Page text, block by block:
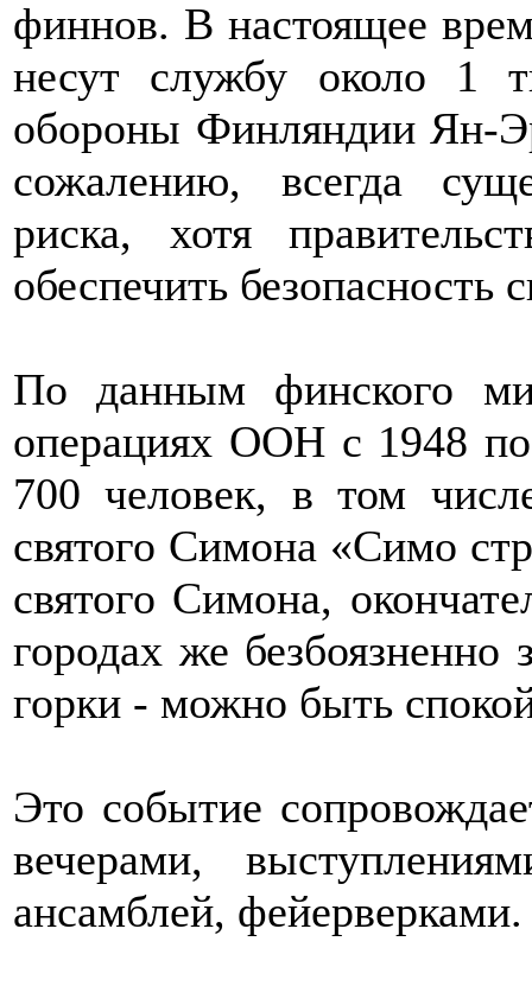
финнов. В настоящее
несут службу около 1
обороны Финляндии Ян-
сожалению, всегда
риска, хотя
обеспечить
По данным финского
операциях ООН с 1948
700 человек, в том
святого Симона «Симо
святого Симона,
городах же
горки - можно быть
Это событие
вечерами,
ансамблей, фейерверками.